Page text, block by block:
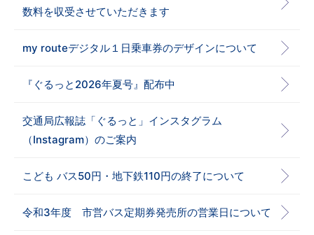
数料を収受させていただきます
my routeデジタル１日乗車券のデザインについて
『ぐるっと2026年夏号』配布中
交通局広報誌「ぐるっと」インスタグラム
（Instagram）のご案内
こども バス50円・地下鉄110円の終了について
令和3年度 市営バス定期券発売所の営業日について